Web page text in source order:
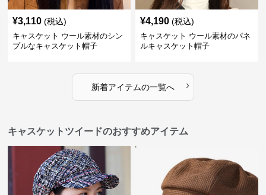
¥3,110 (税込)
キャスケット ウール素材のシン
プルなキャスケット帽子
¥4,190 (税込)
キャスケット ウール素材のパネ
ルキャスケット帽子
新着アイテムの一覧へ ›
キャスケットツイードのおすすめアイテム